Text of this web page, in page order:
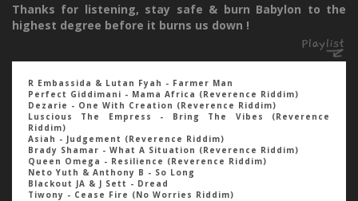
Thanks for listening, stay safe & burn Babylon to the
highest degree before it burns us down !
R Embassida & Lutan Fyah - Farmer Man
Perfect Giddimani - Mama Africa (Reverence Riddim)
Dezarie - One With Creation (Reverence Riddim)
Luscious The Empress - Bring The Vibes (Reverence
Riddim)
Asiah - Judgement (Reverence Riddim)
Brady Shamar - What A Situation (Reverence Riddim)
Queen Omega - Resilience (Reverence Riddim)
Neto Yuth & Anthony B - So Long
Blackout JA & J Sett - Dread
Tiwony - Cease Fire (No Worries Riddim)